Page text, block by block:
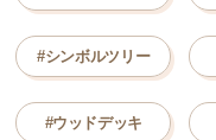
#シンボルツリー
#ウッドデッキ